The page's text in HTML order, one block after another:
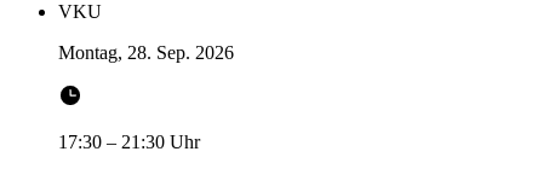
VKU
Montag, 28. Sep. 2026
17:30 – 21:30 Uhr